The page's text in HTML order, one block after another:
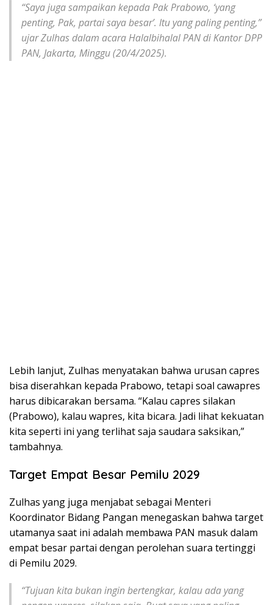
“Saya juga sampaikan kepada Pak Prabowo, ‘yang
penting, Pak, partai saya besar’. Itu yang paling penting,”
ujar Zulhas dalam acara Halalbihalal PAN di Kantor DPP
PAN, Jakarta, Minggu (20/4/2025).
Lebih lanjut, Zulhas menyatakan bahwa urusan capres
bisa diserahkan kepada Prabowo, tetapi soal cawapres
harus dibicarakan bersama. “Kalau capres silakan
(Prabowo), kalau wapres, kita bicara. Jadi lihat kekuatan
kita seperti ini yang terlihat saja saudara saksikan,”
tambahnya.
Target Empat Besar Pemilu 2029
Zulhas yang juga menjabat sebagai Menteri
Koordinator Bidang Pangan menegaskan bahwa target
utamanya saat ini adalah membawa PAN masuk dalam
empat besar partai dengan perolehan suara tertinggi
di Pemilu 2029.
“Tujuan kita bukan ingin bertengkar, kalau ada yang